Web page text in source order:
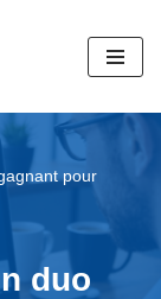
pour
duo